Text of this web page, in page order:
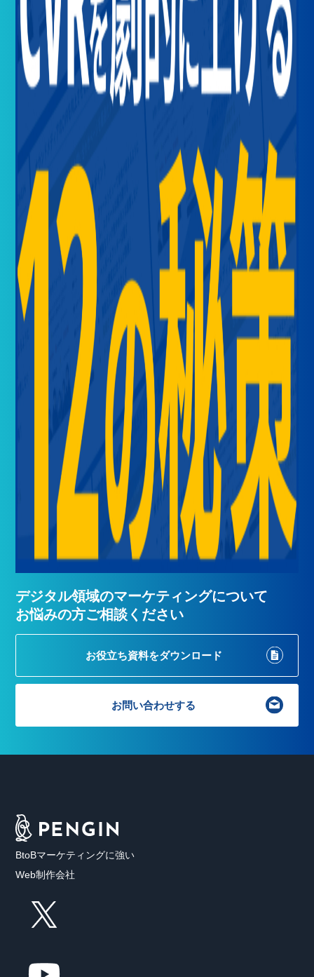
デジタル領域のマーケティングについて
お悩みの方ご相談ください
お役立ち資料をダウンロード
お問い合わせする
BtoBマーケティングに強い
Web制作会社